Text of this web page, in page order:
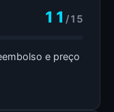
11 /15
e preço